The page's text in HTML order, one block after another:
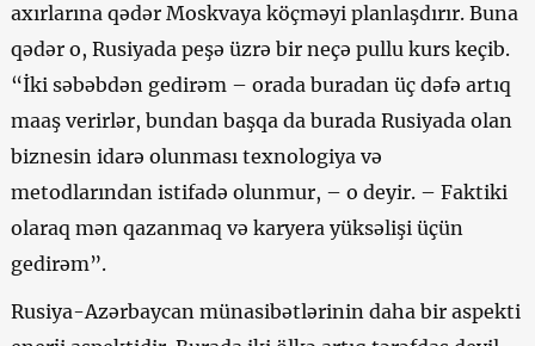
axırlarına qədər Moskvaya köçməyi planlaşdırır. Buna
qədər o, Rusiyada peşə üzrə bir neçə pullu kurs keçib.
“İki səbəbdən gedirəm – orada buradan üç dəfə artıq
maaş verirlər, bundan başqa da burada Rusiyada olan
biznesin idarə olunması texnologiya və
metodlarından istifadə olunmur, – o deyir. – Faktiki
olaraq mən qazanmaq və karyera yüksəlişi üçün
gedirəm”.
Rusiya-Azərbaycan münasibətlərinin daha bir aspekti